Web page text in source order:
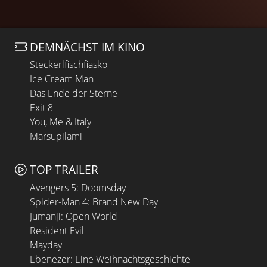
DEMNÄCHST IM KINO
Steckerlfischfiasko
Ice Cream Man
Das Ende der Sterne
Exit 8
You, Me & Italy
Marsupilami
TOP TRAILER
Avengers 5: Doomsday
Spider-Man 4: Brand New Day
Jumanji: Open World
Resident Evil
Mayday
Ebenezer: Eine Weihnachtsgeschichte